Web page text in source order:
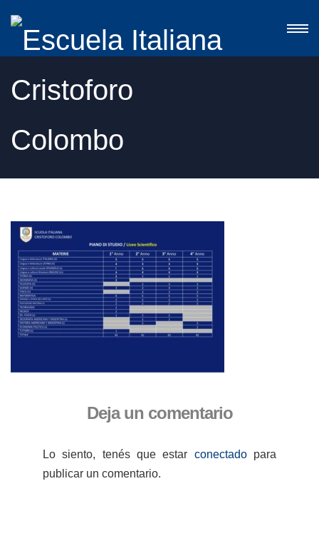
Deja un comentario
Lo siento, tenés que estar conectadopara
publicar un comentario.